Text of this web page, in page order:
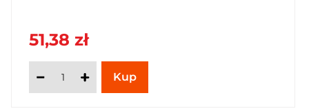
51,38 zł